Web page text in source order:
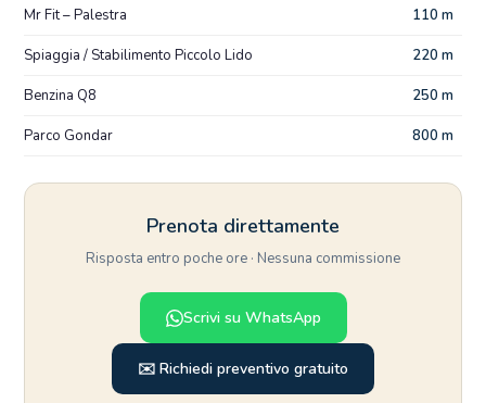
Mr Fit – Palestra 110 m
Spiaggia / Stabilimento Piccolo Lido 220 m
Benzina Q8 250 m
Parco Gondar 800 m
Prenota direttamente
Risposta entro poche ore · Nessuna commissione
Scrivi su WhatsApp
✉️ Richiedi preventivo gratuito